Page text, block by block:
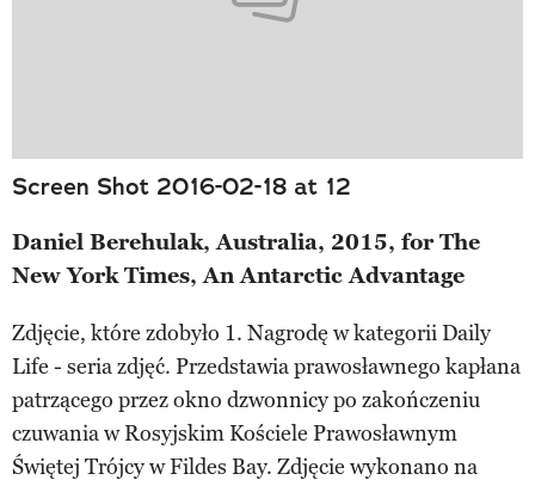
Screen Shot 2016-02-18 at 12
Daniel Berehulak, Australia, 2015, for The
New York Times, An Antarctic Advantage
Zdjęcie, które zdobyło 1. Nagrodę w kategorii Daily
Life - seria zdjęć. Przedstawia prawosławnego kapłana
patrzącego przez okno dzwonnicy po zakończeniu
czuwania w Rosyjskim Kościele Prawosławnym
Świętej Trójcy w Fildes Bay. Zdjęcie wykonano na